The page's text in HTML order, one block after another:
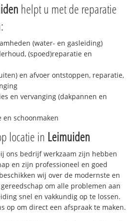
helpt u met de reparatie
(water- en gasleiding)
(spoed)reparatie en
en afvoer ontstoppen, reparatie,
en vervanging (dakpannen en
en schoonmaken
locatie in Leimuiden
ons bedrijf werkzaam zijn hebben
en zijn professioneel en goed
wij over de modernste en
om alle problemen aan
snel en vakkundig op te lossen.
op om direct een afspraak te maken.